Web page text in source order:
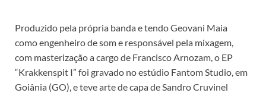
Produzido pela própria banda e tendo Geovani Maia
como engenheiro de som e responsável pela mixagem,
com masterização a cargo de Francisco Arnozam, o EP
“Krakkenspit I” foi gravado no estúdio Fantom Studio, em
Goiânia (GO), e teve arte de capa de Sandro Cruvinel